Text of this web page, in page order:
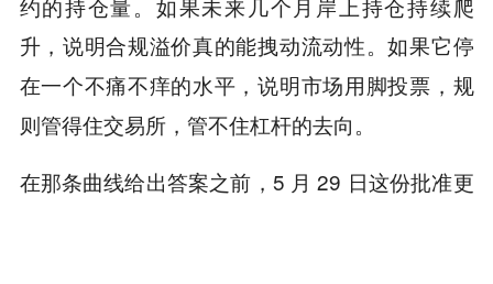
约的持仓量。如果未来几个月岸上持仓持续爬
升，说明合规溢价真的能拽动流动性。如果它停
在一个不痛不痒的水平，说明市场用脚投票，规
则管得住交易所，管不住杠杆的去向。
在那条曲线给出答案之前，5 月 29 日这份批准更